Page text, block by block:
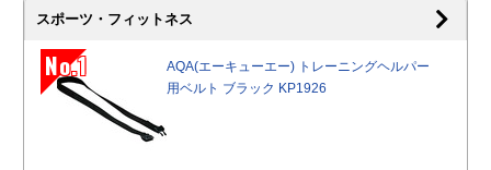
スポーツ・フィットネス
No.1
AQA(エーキューエー) トレーニングヘルパー
用ベルト ブラック KP1926